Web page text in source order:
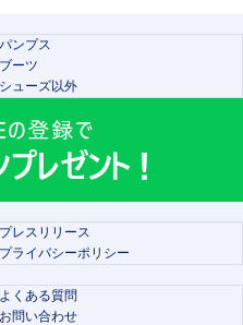
パンプス
ブーツ
シューズ以外
プレスリリース
プライバシーポリシー
よくある質問
お問い合わせ